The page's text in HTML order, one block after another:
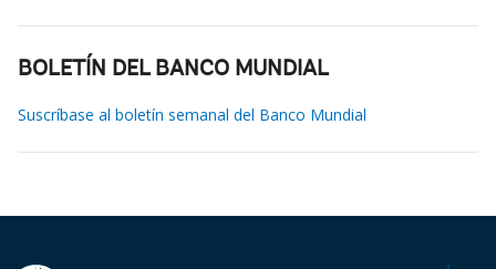
BOLETÍN DEL BANCO MUNDIAL
Suscríbase al boletín semanal del Banco Mundial